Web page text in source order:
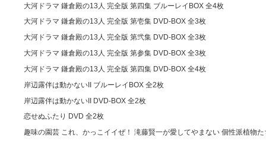
大河ドラマ 鎌倉殿の13人 完全版 第四集 ブルーレイBOX 全4枚
大河ドラマ 鎌倉殿の13人 完全版 第壱集 DVD-BOX 全3枚
大河ドラマ 鎌倉殿の13人 完全版 第弐集 DVD-BOX 全3枚
大河ドラマ 鎌倉殿の13人 完全版 第参集 DVD-BOX 全3枚
大河ドラマ 鎌倉殿の13人 完全版 第四集 DVD-BOX 全4枚
岸辺露伴は動かないII ブルーレイBOX 全2枚
岸辺露伴は動かないII DVD-BOX 全2枚
恋せぬふたり DVD 全2枚
趣味の園芸 これ、かっこイイぜ！ 滝藤賢一が愛してやまない 個性派植物